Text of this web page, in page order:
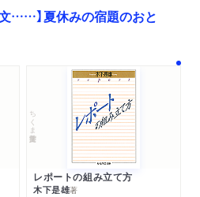
……】夏休みの宿題のおと
ちくま学芸文庫
レポートの組み立て方
木下是雄著